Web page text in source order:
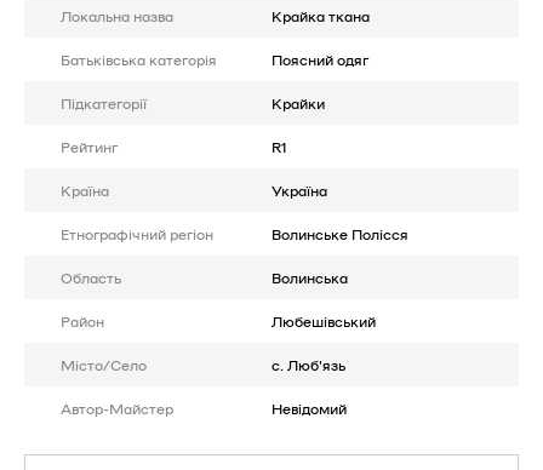
Локальна назва Крайка ткана
Батькiвська категорія Поясний одяг
Підкатегорії Крайки
Рейтинг R1
Країна Україна
Етнографічний регіон Волинське Полісся
Область Волинська
Район Любешівський
Місто/Село с. Люб'язь
Автор-Майстер Невідомий